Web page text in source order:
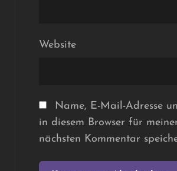
Website
Name, E-Mail-Adresse
in diesem Browser für
nächsten Kommentar